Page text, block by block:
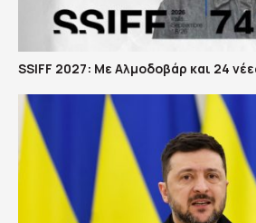
SSIFF 2027: Με Αλμοδοβάρ και 24